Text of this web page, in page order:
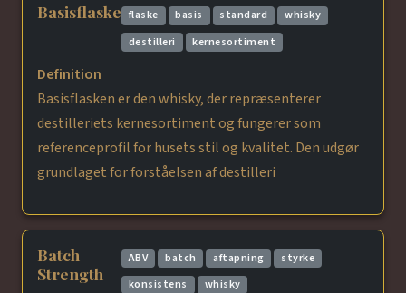
Basisflaske flaske basis standard
whisky
destilleri
kernesortiment
Definition
Basisflasken er den whisky, der repræsenterer
destilleriets kernesortiment og fungerer som
referenceprofil for husets stil og kvalitet. Den udgør
grundlaget for forståelsen af destilleri
Batch
Strength
ABV batch aftapning
styrke
konsistens
whisky